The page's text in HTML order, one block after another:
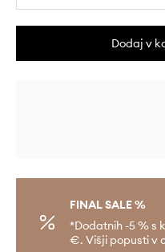
Dodaj v
FINAL SALE %
*Dodatnih -5 % s
€. Višji popusti v